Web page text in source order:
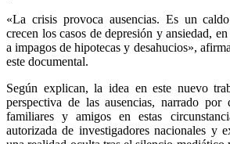
«La crisis provoca ausencias. Es un
crecen los casos de depresión y ansiedad,
a impagos de hipotecas y desahucios»,
este documental.
Según explican, la idea en este nuevo
perspectiva de las ausencias, narrado por
familiares y amigos en estas
autorizada de investigadores nacionales y